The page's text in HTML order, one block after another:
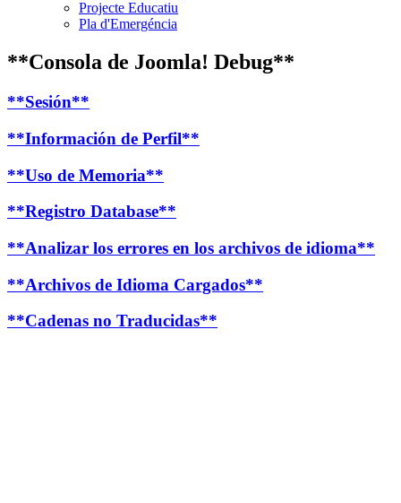
Projecte Educatiu
Pla d'Emergéncia
**Consola de Joomla! Debug**
**Sesión**
**Información de Perfil**
**Uso de Memoria**
**Registro Database**
**Analizar los errores en los archivos de idioma**
**Archivos de Idioma Cargados**
**Cadenas no Traducidas**